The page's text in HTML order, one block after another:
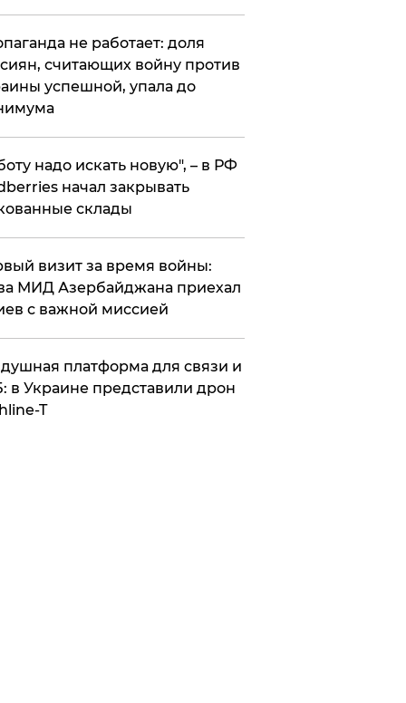
не работает: доля
считающих войну против
успешной, упала до
надо искать новую", – в РФ
начал закрывать
склады
визит за время войны:
МИД Азербайджана приехал
с важной миссией
платформа для связи и
в Украине представили дрон
T